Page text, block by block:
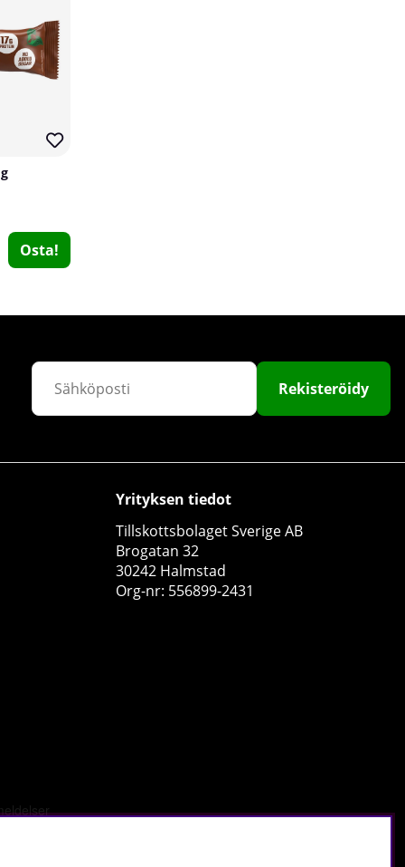
Osta!
Rekisteröidy
Yrityksen tiedot
Tillskottsbolaget Sverige AB
Brogatan 32
30242 Halmstad
Org-nr: 556899-2431